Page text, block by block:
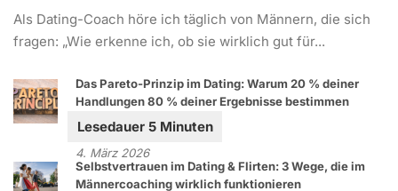
Als Dating-Coach höre ich täglich von Männern, die sich
fragen: „Wie erkenne ich, ob sie wirklich gut für...
Das Pareto-Prinzip im Dating: Warum 20 % deiner
Handlungen 80 % deiner Ergebnisse bestimmen
4. März 2026
Selbstvertrauen im Dating & Flirten: 3 Wege, die im
Männercoaching wirklich funktionieren